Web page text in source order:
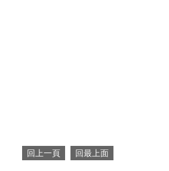
回上一頁 回最上面